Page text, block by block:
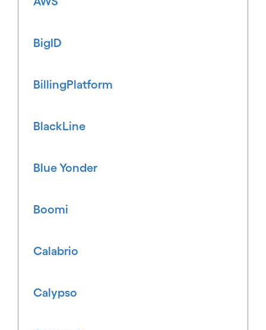
BigID
BillingPlatform
BlackLine
Blue Yonder
Boomi
Calabrio
Calypso